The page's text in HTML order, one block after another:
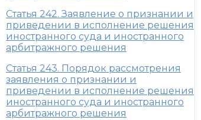
Статья 242. Заявление о признании и
приведении в исполнение решения
иностранного суда и иностранного
арбитражного решения
Статья 243. Порядок рассмотрения
заявления о признании и
приведении в исполнение решения
иностранного суда и иностранного
арбитражного решения